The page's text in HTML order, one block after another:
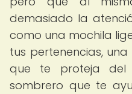
demasiado la
como una mochila
tus pertenencias,
que te proteja
sombrero que te